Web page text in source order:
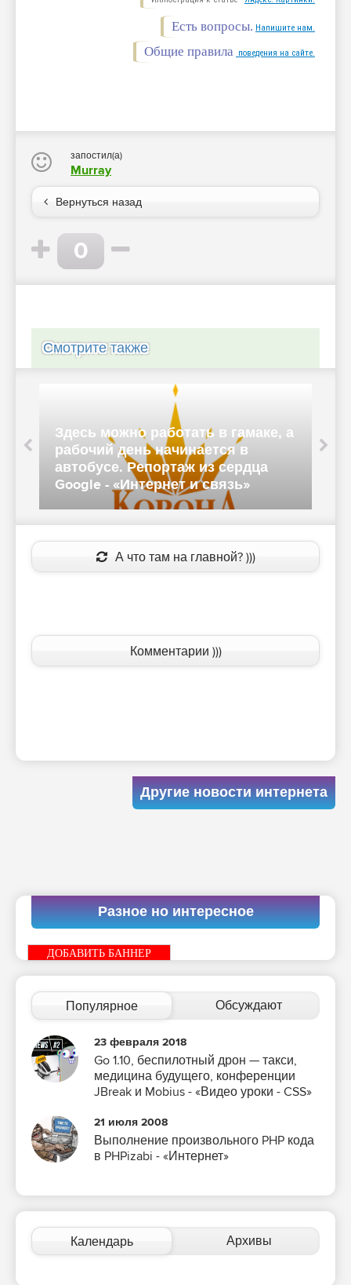
Есть вопросы. Напишите нам.
Общие правила поведения на сайте.
запостил(а)
Murray
Вернуться назад
0
Смотрите также
Здесь можно работать в гамаке, а
рабочий день начинается в
автобусе. Репортаж из сердца
Google - «Интернет и связь»
А что там на главной? )))
Комментарии )))
Другие новости интернета
Разное но интересное
ДОБАВИТЬ БАННЕР
Популярное Обсуждают
23 февраля 2018
Go 1.10, беспилотный дрон — такси,
медицина будущего, конференции
JBreak и Mobius - «Видео уроки - CSS»
21 июля 2008
Выполнение произвольного PHP кода
в PHPizabi - «Интернет»
Календарь Архивы